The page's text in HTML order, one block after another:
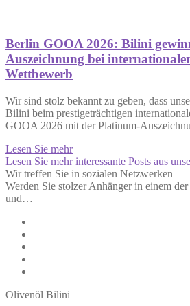
Berlin GOOA 2026: Bilini
Auszeichnung bei
Wettbewerb
Wir sind stolz bekannt zu geben, dass
Bilini beim prestigeträchtigen
GOOA 2026 mit der Platinum-
Lesen Sie mehr
Lesen Sie mehr interessante Posts aus
Wir treffen Sie in sozialen Netzwerken
Werden Sie stolzer Anhänger in einem
und…
Olivenöl Bilini